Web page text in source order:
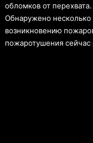
обломков от перехвата.
Обнаружено
возникновению
пожаротушения